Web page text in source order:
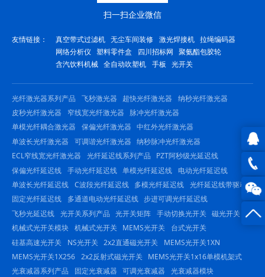
QQ在
线咨
0816
扫一扫企业微信
友情链接： 真空带式过滤机 无尘车间装修 激光焊接机 拉绳编码器
网络分析仪 塑料零件盒 四川招标网
聚氨酯包胶轮
含汽饮料机械 全自动吹塑机 手板 光开关
光纤激光器系列产品 飞秒激光器 超快光纤激光器
纳秒光纤激光器
皮秒光纤激光器
窄线宽光纤激光器
脉冲光纤激光器
单模光纤耦合激光器
保偏光纤激光器 中红外光纤激光器
单波长光纤激光器
可调谐光纤激光器 纳秒脉冲光纤激光器
ECL窄线宽光纤激光器
光纤延迟线系列产品
PZT阿秒级光延迟线
保偏光纤延迟线 手动光纤延迟线 单模光纤延迟线
电动光纤延迟线
单波长光纤延迟线 C波段光纤延迟线 多模光纤延迟线 光纤延迟线带驱动
固定光纤延迟线
多通道电动光纤延迟线 步进可调光纤延迟线
飞秒光延迟线 光开关系列产品 光开关矩阵 手动切换光开关 磁光开关
机械式光开关模块 机械式光开关 MEMS光开关
台式光开关
硅基高速光开关
NS光开关 2x2直通磁光开关
MEMS光开关1XN
MEMS光开关1X256 2x2反射式磁光开关
MEMS光开关1x16单模机架式
光衰减器系列产品
固定光衰减器 可调光衰减器
光衰减器模块